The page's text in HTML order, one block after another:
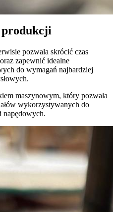
produkcji
pozwala skrócić czas
zapewnić idealne
do wymagań najbardziej
maszynowym, który pozwala
wykorzystywanych do
napędowych.